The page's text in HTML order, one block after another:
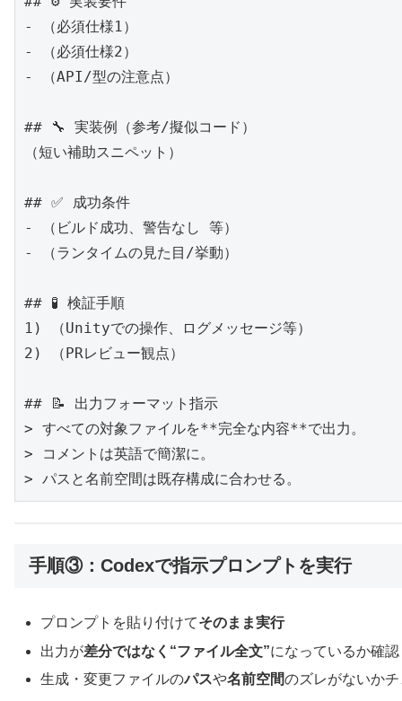
- （必須仕様1）
- （必須仕様2）
- （API/型の注意点）
## 🔧 実装例（参考/擬似コード）
（短い補助スニペット）
## ✅ 成功条件
- （ビルド成功、警告なし 等）
- （ランタイムの見た目/挙動）
## 🧪 検証手順
1) （Unityでの操作、ログメッセージ等）
2) （PRレビュー観点）
## 📝 出力フォーマット指示
> すべての対象ファイルを**完全な内容**で出力。
> コメントは英語で簡潔に。
> パスと名前空間は既存構成に合わせる。
手順③：Codexで指示プロンプトを実行
プロンプトを貼り付けてそのまま実行
出力が差分ではなく“ファイル全文”になっているか確認
生成・変更ファイルのパスや名前空間のズレがないか